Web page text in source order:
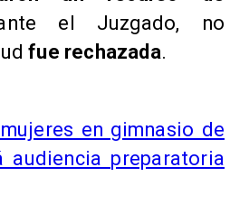
el Juzgado, no
fue rechazada.
en gimnasio de
audiencia preparatoria